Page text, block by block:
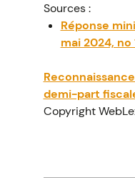
Sources :
Réponse
mai 2024, no
demi-part
Copyright